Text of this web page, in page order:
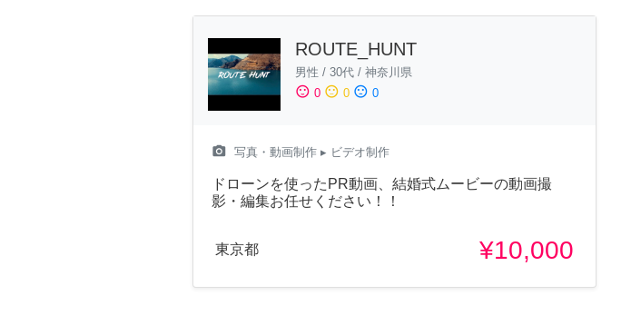
ROUTE_HUNT
男性 / 30代 / 神奈川県
sentiment_satisfied 0 sentiment_neutral 0 sentiment_dissatisfied 0
camera_alt 写真・動画制作 ▸ ビデオ制作
ドローンを使ったPR動画、結婚式ムービーの動画撮
影・編集お任せください！！
東京都 ¥10,000